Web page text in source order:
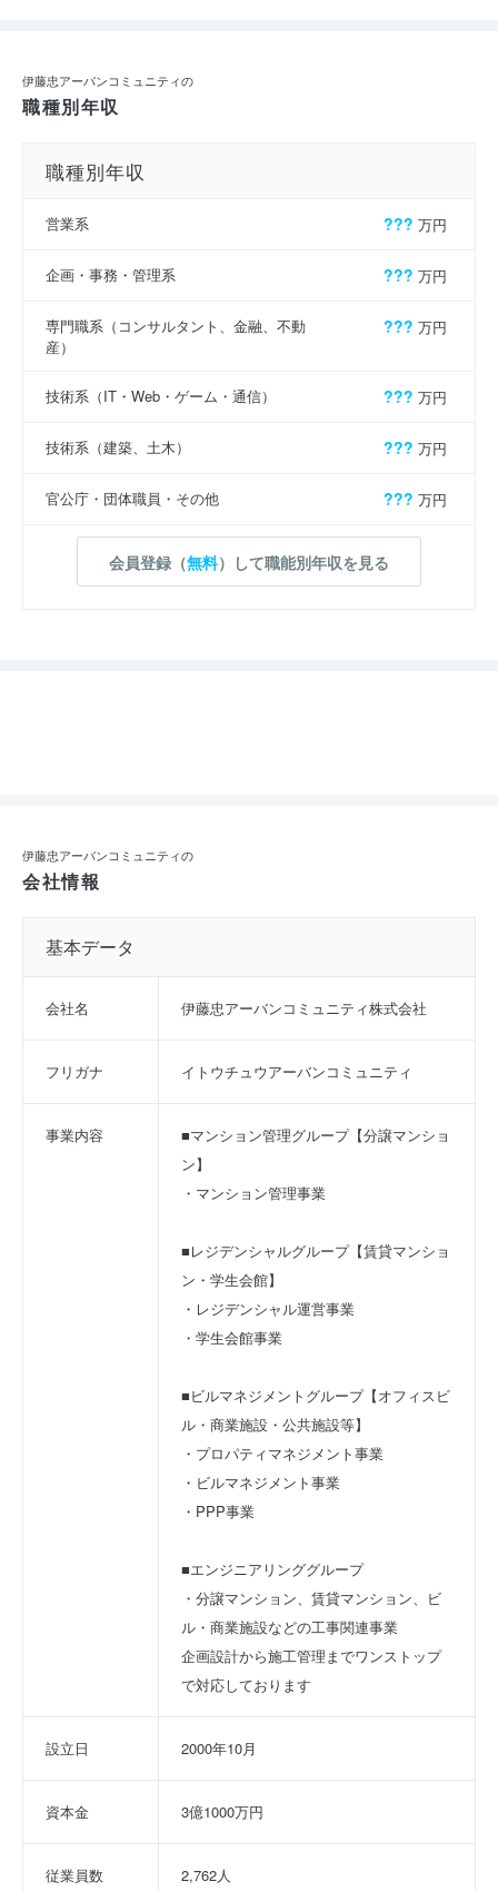
伊藤忠アーバンコミュニティの
職種別年収
職種別年収
営業系 ??? 万円
企画・事務・管理系 ??? 万円
専門職系（コンサルタント、金融、不動
産）
??? 万円
技術系（IT・Web・ゲーム・通信） ??? 万円
技術系（建築、土木） ??? 万円
官公庁・団体職員・その他 ??? 万円
会員登録（無料）して職能別年収を見る
伊藤忠アーバンコミュニティの
会社情報
基本データ
会社名 伊藤忠アーバンコミュニティ株式会社
フリガナ イトウチュウアーバンコミュニティ
事業内容
■マンション管理グループ【分譲マンショ
ン】
・マンション管理事業
■レジデンシャルグループ【賃貸マンショ
ン・学生会館】
・レジデンシャル運営事業
・学生会館事業
■ビルマネジメントグループ【オフィスビ
ル・商業施設・公共施設等】
・プロパティマネジメント事業
・ビルマネジメント事業
・PPP事業
■エンジニアリンググループ
・分譲マンション、賃貸マンション、ビ
ル・商業施設などの工事関連事業
企画設計から施工管理までワンストップ
で対応しております
設立日 2000年10月
資本金 3億1000万円
従業員数
2,762人